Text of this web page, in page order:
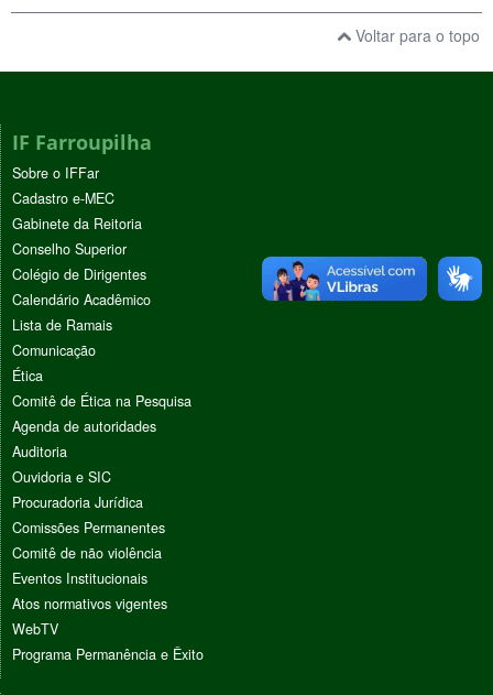
Voltar para o topo
IF Farroupilha
Sobre o IFFar
Cadastro e-MEC
Gabinete da Reitoria
Conselho Superior
Colégio de Dirigentes
Calendário Acadêmico
Lista de Ramais
Comunicação
Ética
Comitê de Ética na Pesquisa
Agenda de autoridades
Auditoria
Ouvidoria e SIC
Procuradoria Jurídica
Comissões Permanentes
Comitê de não violência
Eventos Institucionais
Atos normativos vigentes
WebTV
Programa Permanência e Êxito